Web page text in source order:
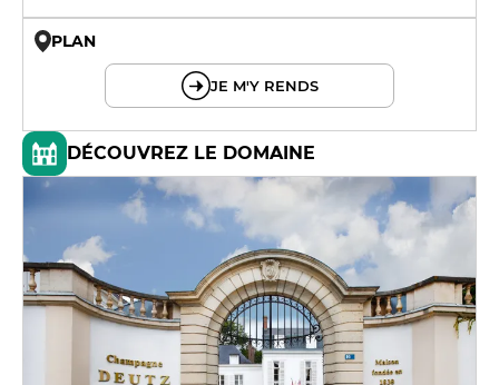
PLAN
JE M'Y RENDS
DÉCOUVREZ LE DOMAINE